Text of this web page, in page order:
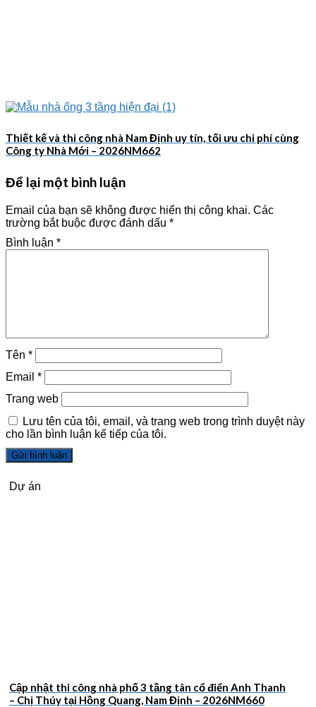
Thiết kế và thi công nhà Nam Định uy tín, tối ưu chi phí cùng
Công ty Nhà Mới – 2026NM662
Để lại một bình luận
Email của bạn sẽ không được hiển thị công khai. Các
trường bắt buộc được đánh dấu *
Bình luận *
Tên *
Email *
Trang web
Lưu tên của tôi, email, và trang web trong trình duyệt này
cho lần bình luận kế tiếp của tôi.
Dự án
Cập nhật thi công nhà phố 3 tầng tân cổ điển Anh Thanh
– Chị Thúy tại Hồng Quang, Nam Định – 2026NM660